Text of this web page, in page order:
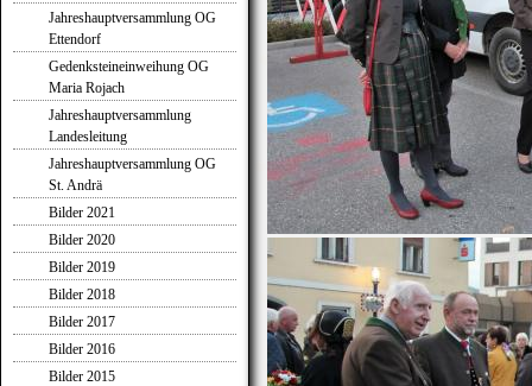
Jahreshauptversammlung OG
Ettendorf
Gedenksteineinweihung OG
Maria Rojach
Jahreshauptversammlung
Landesleitung
Jahreshauptversammlung OG
St. Andrä
Bilder 2021
Bilder 2020
Bilder 2019
Bilder 2018
Bilder 2017
Bilder 2016
Bilder 2015